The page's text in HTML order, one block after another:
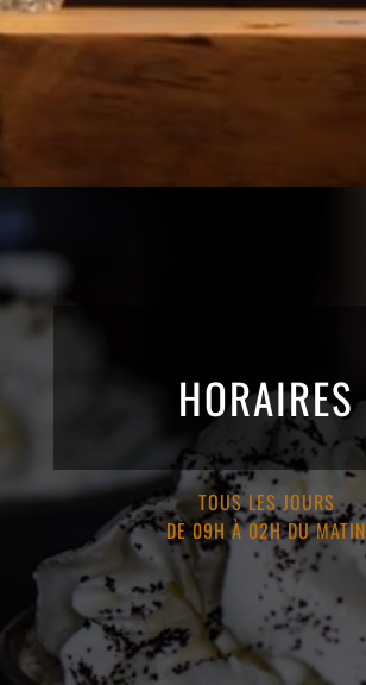
HORAIRES
TOUS LES JOURS
DE 09H À 02H DU MATIN